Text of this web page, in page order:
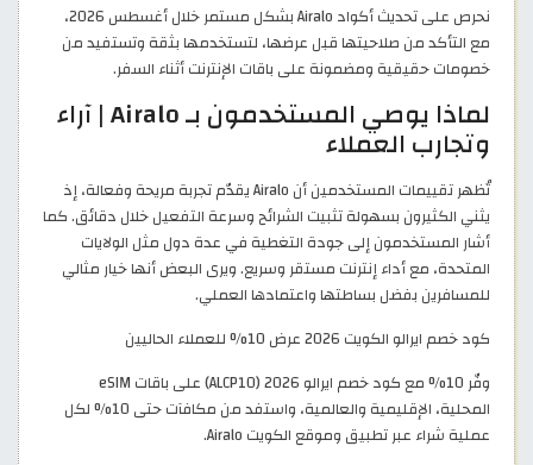
نحرص على تحديث أكواد Airalo بشكل مستمر خلال أغسطس 2026،
مع التأكد من صلاحيتها قبل عرضها، لتستخدمها بثقة وتستفيد من
خصومات حقيقية ومضمونة على باقات الإنترنت أثناء السفر.
لماذا يوصي المستخدمون بـ Airalo | آراء
وتجارب العملاء
تُظهر تقييمات المستخدمين أن Airalo يقدّم تجربة مريحة وفعالة، إذ
يثني الكثيرون بسهولة تثبيت الشرائح وسرعة التفعيل خلال دقائق. كما
أشار المستخدمون إلى جودة التغطية في عدة دول مثل الولايات
المتحدة، مع أداء إنترنت مستقر وسريع. ويرى البعض أنها خيار مثالي
للمسافرين بفضل بساطتها واعتمادها العملي.
كود خصم ايرالو الكويت 2026 عرض 10% للعملاء الحاليين
وفّر 10% مع كود خصم ايرالو 2026 (ALCP10) على باقات eSIM
المحلية، الإقليمية والعالمية، واستفد من مكافآت حتى 10% لكل
عملية شراء عبر تطبيق وموقع الكويت Airalo.